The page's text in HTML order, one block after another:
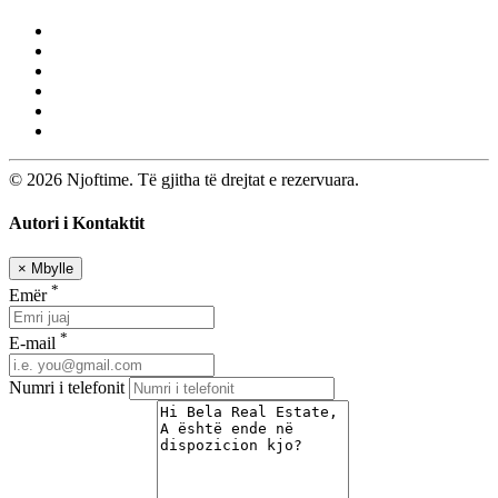
© 2026 Njoftime. Të gjitha të drejtat e rezervuara.
Autori i Kontaktit
× Mbylle
Emër *
E-mail *
Numri i telefonit